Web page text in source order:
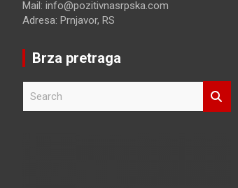
Mail: info@pozitivnasrpska.com
Adresa: Prnjavor, RS
Brza pretraga